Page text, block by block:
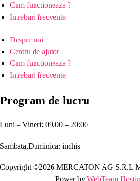
Cum functioneaza ?
Intrebari frecvente
Despre noi
Centru de ajutor
Cum functioneaza ?
Intrebari frecvente
Program de lucru
Luni – Vineri: 09.00 – 20:00
Sambata,Duminica: inchis
Copyright ©2026 MERCATON AG S.R.L
– Power by WebTeam